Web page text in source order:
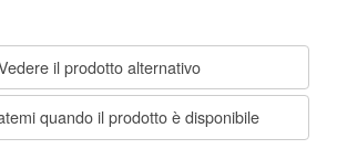
il prodotto alternativo
quando il prodotto è disponibile